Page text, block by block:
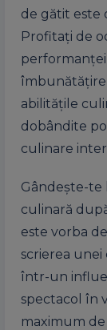
de gătit este
Profitați de
îmbunătățire
abilitățile
dobândite
culinare
Gândește-te
culinară
este vorba
scrierea
într-un
spectacol în
maximum